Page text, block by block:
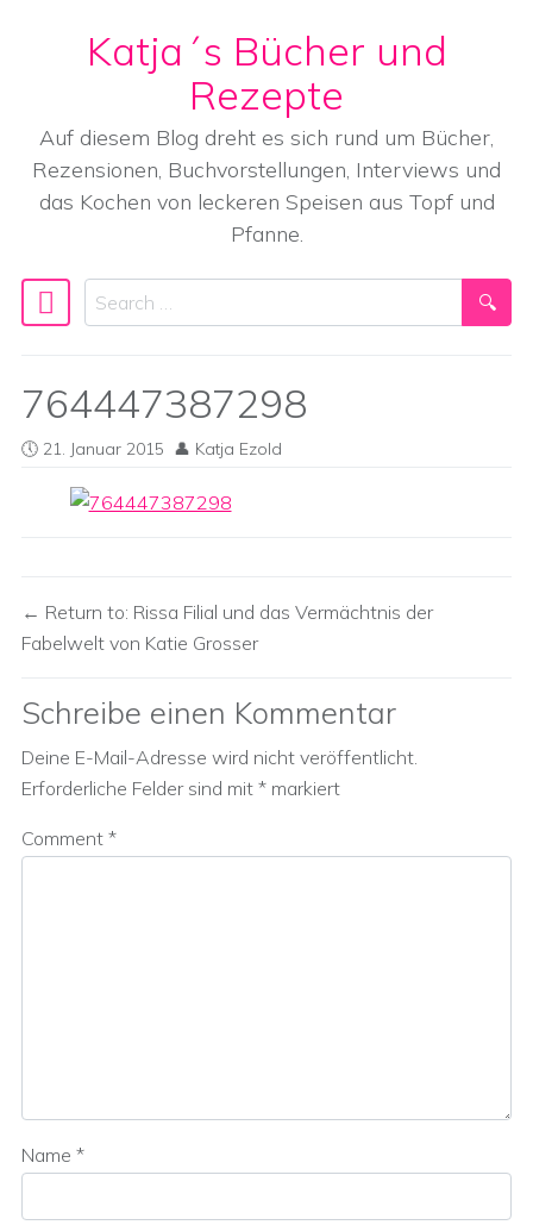
Skip to content
Katja´s Bücher und
Rezepte
Auf diesem Blog dreht es sich rund um Bücher,
Rezensionen, Buchvorstellungen, Interviews und
das Kochen von leckeren Speisen aus Topf und
Pfanne.
Main Navigation
Search
764447387298
21. Januar 2015 Katja Ezold
Return to: Rissa Filial und das Vermächtnis der
Fabelwelt von Katie Grosser
Schreibe einen Kommentar
Deine E-Mail-Adresse wird nicht veröffentlicht.
Erforderliche Felder sind mit * markiert
Comment *
Name *